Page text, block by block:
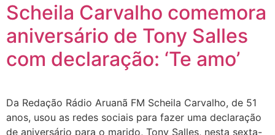
Scheila Carvalho comemora
aniversário de Tony Salles
com declaração: ‘Te amo’
Da Redação Rádio Aruanã FM Scheila Carvalho, de 51
anos, usou as redes sociais para fazer uma declaração
de aniversário para o marido, Tony Salles, nesta sexta-